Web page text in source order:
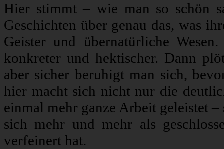
Hier stimmt – wie man so schön
Geschichten über genau das, was
Geister und übernatürliche
konkreter und hektischer. Dann
aber sicher beruhigt man sich,
hier macht sich nicht nur die
einmal mehr ganze Arbeit geleistet
sich mehr und mehr als
verfeinert hat.